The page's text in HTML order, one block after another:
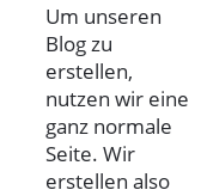
Um unseren
Blog zu
erstellen,
nutzen wir eine
ganz normale
Seite. Wir
erstellen also